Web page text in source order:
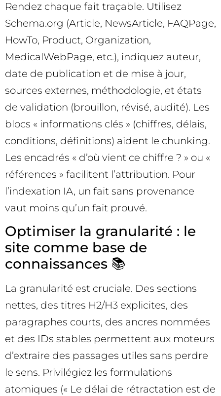
Rendez chaque fait traçable. Utilisez
Schema.org (Article, NewsArticle, FAQPage,
HowTo, Product, Organization,
MedicalWebPage, etc.), indiquez auteur,
date de publication et de mise à jour,
sources externes, méthodologie, et états
de validation (brouillon, révisé, audité). Les
blocs « informations clés » (chiffres, délais,
conditions, définitions) aident le chunking.
Les encadrés « d’où vient ce chiffre ? » ou «
références » facilitent l’attribution. Pour
l’indexation IA, un fait sans provenance
vaut moins qu’un fait prouvé.
Optimiser la granularité : le
site comme base de
connaissances 📚
La granularité est cruciale. Des sections
nettes, des titres H2/H3 explicites, des
paragraphes courts, des ancres nommées
et des IDs stables permettent aux moteurs
d’extraire des passages utiles sans perdre
le sens. Privilégiez les formulations
atomiques (« Le délai de rétractation est de